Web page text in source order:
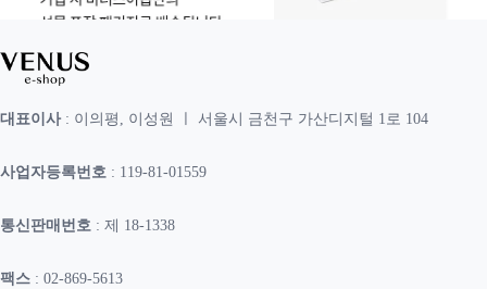
대표이사: 이의평, 이성원 ㅣ 서울시 금천구 가산디지털 1로 104
사업자등록번호 : 119-81-01559
통신판매번호 : 제 18-1338
팩스 : 02-869-5613